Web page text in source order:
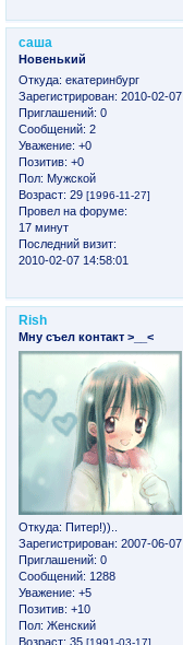
саша
Новенький
Откуда: екатеринбург
Зарегистрирован: 2010-02-07
Приглашений: 0
Сообщений: 2
Уважение: +0
Позитив: +0
Пол: Мужской
Возраст: 29 [1996-11-27]
Провел на форуме:
17 минут
Последний визит:
2010-02-07 14:58:01
Rish
Мну съел контакт >__<
Откуда: Питер!))..
Зарегистрирован: 2007-06-07
Приглашений: 0
Сообщений: 1288
Уважение: +5
Позитив: +10
Пол: Женский
Возраст: 35 [1991-03-17]